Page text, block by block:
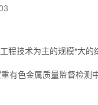
技术为主的规模*大
有色金属质量监督检测